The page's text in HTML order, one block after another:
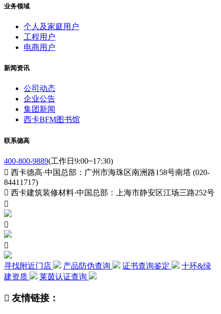
业务领域
个人及家庭用户
工程用户
电商用户
新闻资讯
公司动态
企业公告
集团新闻
西卡BFM图书馆
联系德高
400-800-9889(工作日9:00~17:30)
 西卡德高·中国总部：广州市海珠区南洲路158号南塔 (020-
84411717)
 西卡建筑装修材料·中国总部：上海市静安区江场三路252号



寻找附近门店 产品防伪查询 证书查询鉴定
十环&绿
建资质
莱茵认证查询
 友情链接：